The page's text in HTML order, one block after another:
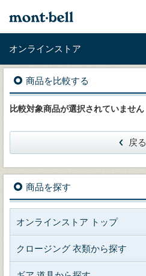
オンラインストア
商品を比較する
比較対象商品が選択されていません
戻る
商品を探す
オンラインストア トップ
クロージング 衣類から探す